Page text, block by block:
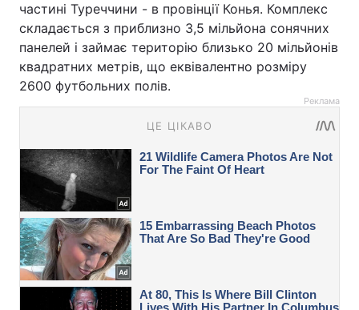
частині Туреччини - в провінції Конья. Комплекс
складається з приблизно 3,5 мільйона сонячних
панелей і займає територію близько 20 мільйонів
квадратних метрів, що еквівалентно розміру
2600 футбольних полів.
Реклама